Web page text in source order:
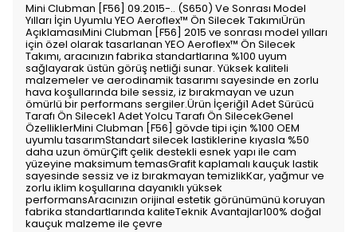
Mini Clubman [F56] 09.2015-.. (S650) Ve Sonrası Model
Yılları İçin Uyumlu YEO Aeroflex™ Ön Silecek TakımıÜrün
AçıklamasıMini Clubman [F56] 2015 ve sonrası model yılları
için özel olarak tasarlanan YEO Aeroflex™ Ön Silecek
Takımı, aracınızın fabrika standartlarına %100 uyum
sağlayarak üstün görüş netliği sunar. Yüksek kaliteli
malzemeler ve aerodinamik tasarımı sayesinde en zorlu
hava koşullarında bile sessiz, iz bırakmayan ve uzun
ömürlü bir performans sergiler.Ürün İçeriği1 Adet Sürücü
Tarafı Ön Silecek1 Adet Yolcu Tarafı Ön SilecekGenel
ÖzelliklerMini Clubman [F56] gövde tipi için %100 OEM
uyumlu tasarımStandart silecek lastiklerine kıyasla %50
daha uzun ömürÇift çelik destekli esnek yapı ile cam
yüzeyine maksimum temasGrafit kaplamalı kauçuk lastik
sayesinde sessiz ve iz bırakmayan temizlikKar, yağmur ve
zorlu iklim koşullarına dayanıklı yüksek
performansAracınızın orijinal estetik görünümünü koruyan
fabrika standartlarında kaliteTeknik Avantajlar100% doğal
kauçuk malzeme ile çevre